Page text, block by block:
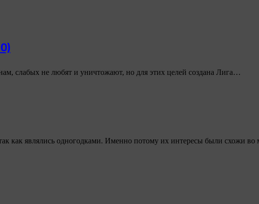
слабых не любят и уничтожают, но для этих целей создана Лига…
как являлись одногодками. Именно потому их интересы были схожи